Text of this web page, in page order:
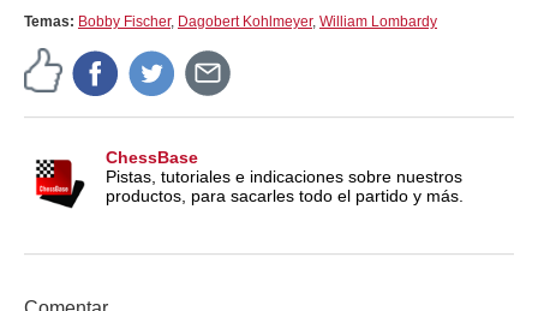
Temas: Bobby Fischer, Dagobert Kohlmeyer, William Lombardy
ChessBase
Pistas, tutoriales e indicaciones sobre nuestros
productos, para sacarles todo el partido y más.